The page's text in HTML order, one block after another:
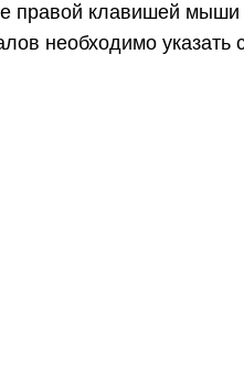
правой клавишей мыши
необходимо указать